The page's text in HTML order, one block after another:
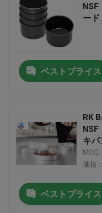
ード
ベストプライス
RK
NSF
キ
MOQ
価格
ベストプライス